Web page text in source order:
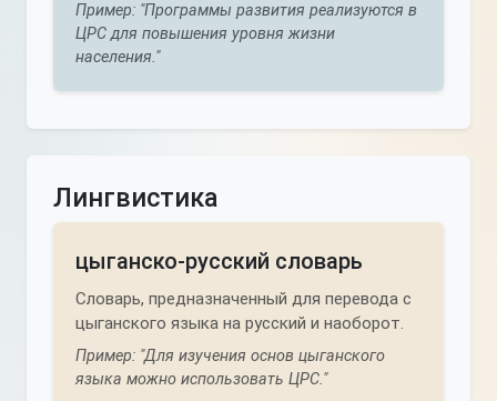
Пример: "Программы развития реализуются в
ЦРС для повышения уровня жизни
населения."
Лингвистика
цыганско-русский словарь
Словарь, предназначенный для перевода с
цыганского языка на русский и наоборот.
Пример: "Для изучения основ цыганского
языка можно использовать ЦРС."